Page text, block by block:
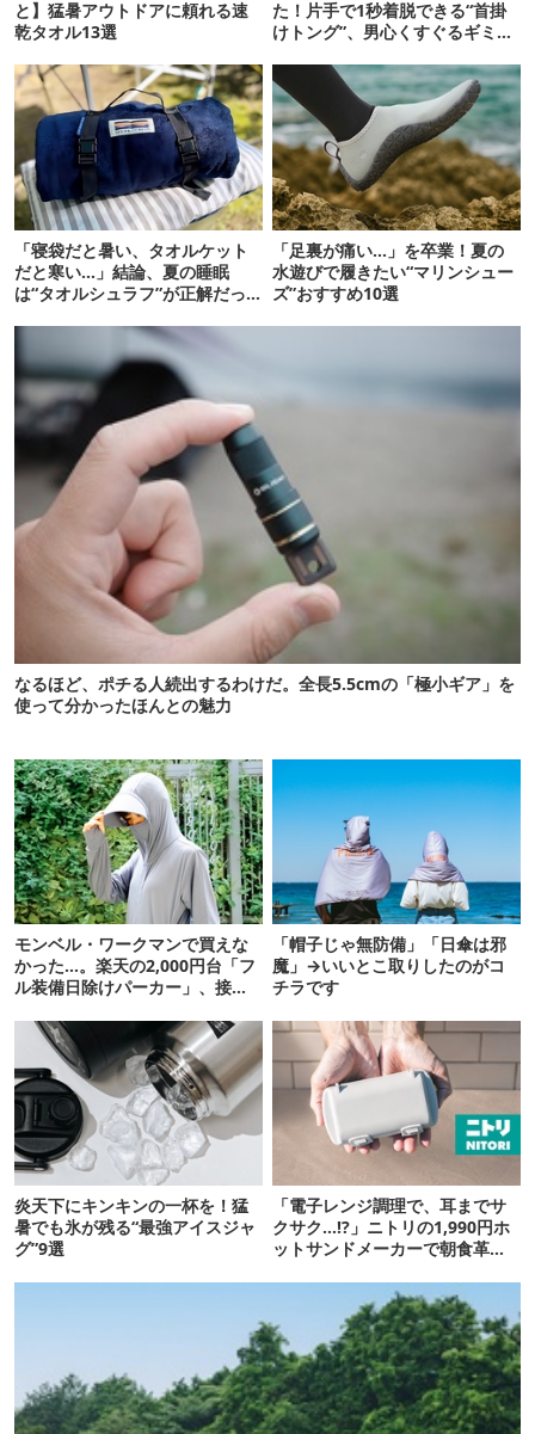
と】猛暑アウトドアに頼れる速
乾タオル13選
た！片手で1秒着脱できる“首掛
けトング”、男心くすぐるギミッ
「寝袋だと暑い、タオルケット
だと寒い…」結論、夏の睡眠
は“タオルシュラフ”が正解だっ
「足裏が痛い…」を卒業！夏の
水遊びで履きたい“マリンシュー
ズ”おすすめ10選
なるほど、ポチる人続出するわけだ。全長5.5cmの「極小ギア」を
使って分かったほんとの魅力
モンベル・ワークマンで買えな
かった…。楽天の2,000円台「フ
ル装備日除けパーカー」、接触
「帽子じゃ無防備」「日傘は邪
魔」→いいとこ取りしたのがコ
チラです
炎天下にキンキンの一杯を！猛
暑でも氷が残る“最強アイスジャ
グ”9選
「電子レンジ調理で、耳までサ
クサク…!?」ニトリの1,990円ホ
ットサンドメーカーで朝食革命